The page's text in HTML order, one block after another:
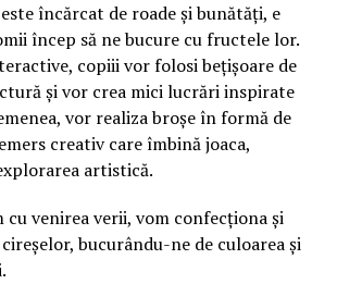
încărcat de roade și bunătăți, e
încep să ne bucure cu fructele lor.
copiii vor folosi bețișoare de
și vor crea mici lucrări inspirate
vor realiza broșe în formă de
creativ care îmbină joaca,
artistică.
cu venirea verii, vom confecționa și
bucurându-ne de culoarea și